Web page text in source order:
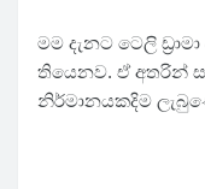
මම දැනට ටෙලි
තියෙනව. ඒ අතරින්
නිර්මානයකදිම